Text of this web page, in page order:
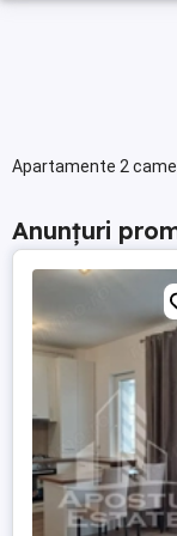
Apartamente 2
Anunțuri